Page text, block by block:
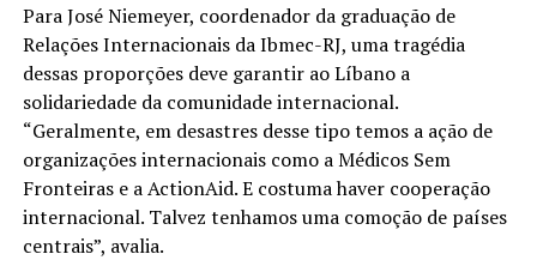
Para José Niemeyer, coordenador da graduação de
Relações Internacionais da Ibmec-RJ, uma tragédia
dessas proporções deve garantir ao Líbano a
solidariedade da comunidade internacional.
“Geralmente, em desastres desse tipo temos a ação de
organizações internacionais como a Médicos Sem
Fronteiras e a ActionAid. E costuma haver cooperação
internacional. Talvez tenhamos uma comoção de países
centrais”, avalia.